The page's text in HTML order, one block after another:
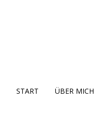
START ÜBER MICH